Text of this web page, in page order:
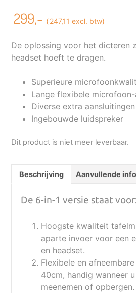
299,- ( 247,11 excl. btw)
De oplossing voor het dicteren
headset hoeft te dragen.
Superieure
Lange flexibele
Diverse extra aansluitingen
Ingebouwde luidspreker
Dit product is niet meer leverbaar.
Beschrijving Aanvullende
De 6-in-1 versie staat
Hoogste kwaliteit
aparte invoer voor een
en headset.
Flexibele en
40cm, handig wanneer
meenemen of opbergen.